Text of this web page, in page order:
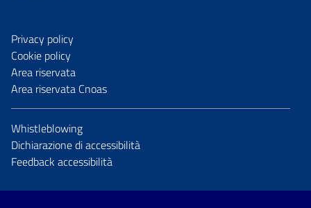
Privacy policy
Cookie policy
Area riservata
Area riservata Cnoas
Whistleblowing
Dichiarazione di accessibilità
Feedback accessibilità